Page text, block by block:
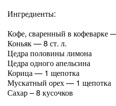
Ингредиенты:
Кофе, сваренный в кофеварке
Коньяк — 8 ст. л.
Цедра половины лимона
Цедра одного апельсина
Корица — 1 щепотка
Мускатный орех — 1 щепотка
Сахар – 8 кусочков